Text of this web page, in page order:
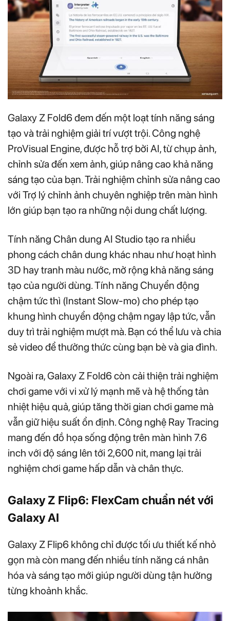
Galaxy Z Fold6 đem đến một loạt tính năng sáng
tạo và trải nghiệm giải trí vượt trội. Công nghệ
ProVisual Engine, được hỗ trợ bởi AI, từ chụp ảnh,
chỉnh sửa đến xem ảnh, giúp nâng cao khả năng
sáng tạo của bạn. Trải nghiệm chỉnh sửa nâng cao
với Trợ lý chỉnh ảnh chuyên nghiệp trên màn hình
lớn giúp bạn tạo ra những nội dung chất lượng.
Tính năng Chân dung AI Studio tạo ra nhiều
phong cách chân dung khác nhau như hoạt hình
3D hay tranh màu nước, mở rộng khả năng sáng
tạo của người dùng. Tính năng Chuyển động
chậm tức thì (Instant Slow-mo) cho phép tạo
khung hình chuyển động chậm ngay lập tức, vẫn
duy trì trải nghiệm mượt mà. Bạn có thể lưu và chia
sẻ video để thưởng thức cùng bạn bè và gia đình.
Ngoài ra, Galaxy Z Fold6 còn cải thiện trải nghiệm
chơi game với vi xử lý mạnh mẽ và hệ thống tản
nhiệt hiệu quả, giúp tăng thời gian chơi game mà
vẫn giữ hiệu suất ổn định. Công nghệ Ray Tracing
mang đến đồ họa sống động trên màn hình 7.6
inch với độ sáng lên tới 2,600 nit, mang lại trải
nghiệm chơi game hấp dẫn và chân thực.
Galaxy Z Flip6: FlexCam chuẩn nét với
Galaxy AI
Galaxy Z Flip6 không chỉ được tối ưu thiết kế nhỏ
gọn mà còn mang đến nhiều tính năng cá nhân
hóa và sáng tạo mới giúp người dùng tận hưởng
từng khoảnh khắc.